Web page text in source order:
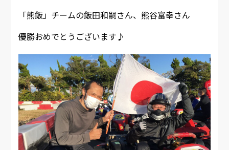
「熊飯」チームの飯田和嗣さん、熊谷富幸さん
優勝おめでとうございます♪